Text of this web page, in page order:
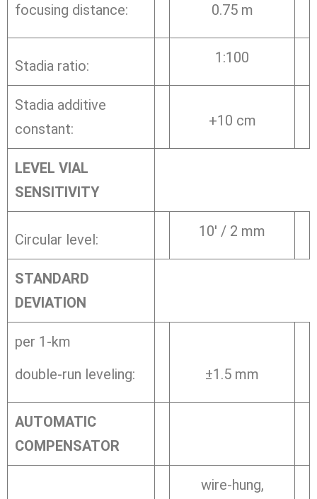
focusing distance:
0.75 m
Stadia ratio: 1:100
Stadia additive
constant:
+10 cm
LEVEL VIAL
SENSITIVITY
Circular level: 10′ / 2 mm
STANDARD
DEVIATION
per 1-km
double-run leveling:
±1.5 mm
AUTOMATIC
COMPENSATOR
wire-hung,